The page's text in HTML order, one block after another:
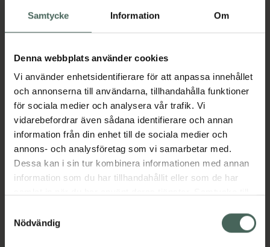
Samtycke Information Om
Denna webbplats använder cookies
Vi använder enhetsidentifierare för att anpassa innehållet
och annonserna till användarna, tillhandahålla funktioner
för sociala medier och analysera vår trafik. Vi
vidarebefordrar även sådana identifierare och annan
information från din enhet till de sociala medier och
annons- och analysföretag som vi samarbetar med.
Dessa kan i sin tur kombinera informationen med annan
information som du har tillhandahållit eller som de har
återkalla ditt samtycke via webbplatsens
cookieinställningar. Ett återkallat samtycke påverkar inte
Nödvändig
HUVUDINGREDIENSER
PRISMATIC PDRN
Förbättrad hudåterhämtning. En banbrytande
vegansk PDRN med en stabil tetraedrisk
struktur för optimal penetration. Består av
DNA-partiklar som stödjer hudens
återhämtning, hjälper till att lugna synlig
rodnad och ger en slätare och mer ungdomlig
hud.
TRIPLE EXOSOME COMPLEX
Synligt frisk och strålande hud. Utformat för
att stödja hudens naturliga
återhämtning. Hjälper till att stärka
hudbarriären och främjar en friskare och mer